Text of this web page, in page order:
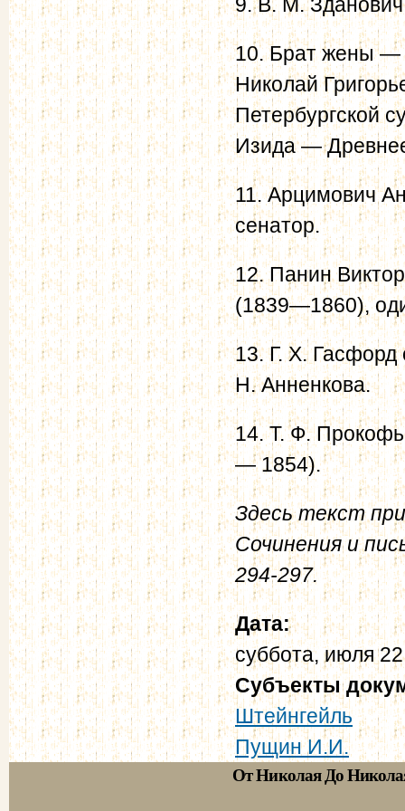
10. Брат жены —
Николай
Петербургской
Изида —
11. Арцимович
сенатор.
12. Панин
(1839—1860),
13. Г. X.
Н. Анненкова.
14. Т. Ф.
— 1854).
Здесь текст
Сочинения и
294-297.
Дата:
суббота, июля
Субъекты
Штейнгейль
Пущин И.И.
От Николая До